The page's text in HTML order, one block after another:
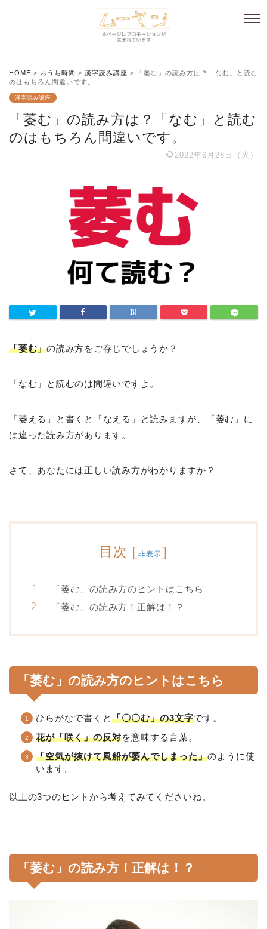
HOME > おうち時間 > 漢字読み講座 >
「萎む」の読み方は？「なむ」と読む
のはもちろん間違いです。
漢字読み講座
「萎む」の読み方は？「なむ」と読む
のはもちろん間違いです。
2022年6月28日（火）
「萎む」の読み方をご存じでしょうか？
「なむ」と読むのは間違いですよ。
「萎える」と書くと「なえる」と読みますが、「萎む」に
は違った読み方があります。
さて、あなたには正しい読み方がわかりますか？
目次 [非表示]
「萎む」の読み方のヒントはこちら
「萎む」の読み方！正解は！？
「萎む」の読み方のヒントはこちら
ひらがなで書くと 「〇〇む」の3文字です。
花が「咲く」の反対を意味する言葉。
「空気が抜けて風船が萎んでしまった」のように使
います。
以上の3つのヒントから考えてみてくださいね。
「萎む」の読み方！正解は！？